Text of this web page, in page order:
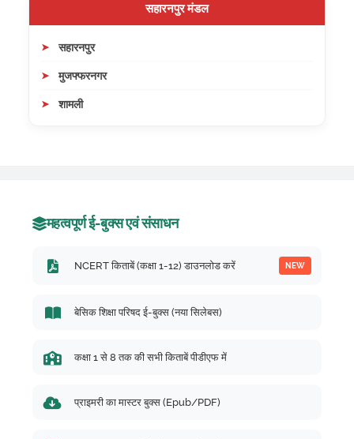
सहारनपुर मंडल
सहारनपुर
मुजफ्फरनगर
शामली
महत्वपूर्ण ई-बुक्स एवं संसाधन
NCERT किताबें (कक्षा 1-12) डाउनलोड करें NEW
बेसिक शिक्षा परिषद ई-बुक्स (नया सिलेबस)
कक्षा 1 से 8 तक की सभी किताबें पीडीएफ में
प्राइमरी का मास्टर बुक्स (Epub/PDF)